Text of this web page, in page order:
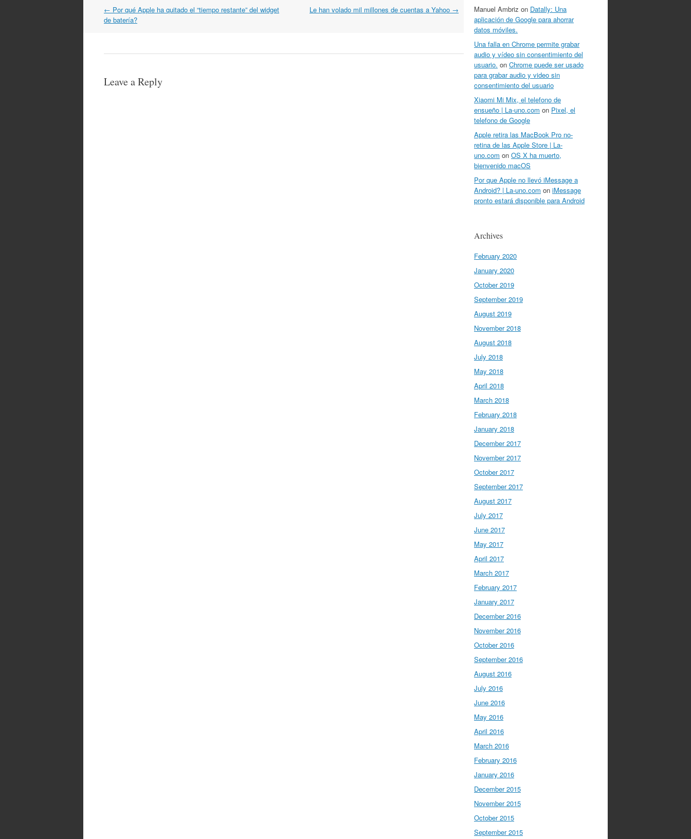
Post
navigation
← Por qué Apple ha quitado el “tiempo restante” del widget
de batería?
Le han volado mil millones de cuentas a Yahoo →
Leave a Reply
Manuel Ambriz on Datally: Una
aplicación de Google para ahorrar
datos móviles.
Una falla en Chrome permite grabar
audio y vídeo sin consentimiento del
usuario. on Chrome puede ser usado
para grabar audio y video sin
consentimiento del usuario
Xiaomi Mi Mix, el telefono de
ensueño | La-uno.com on Pixel, el
telefono de Google
Apple retira las MacBook Pro no-
retina de las Apple Store | La-
uno.com on OS X ha muerto,
bienvenido macOS
Por que Apple no llevó iMessage a
Android? | La-uno.com on iMessage
pronto estará disponible para Android
Archives
February 2020
January 2020
October 2019
September 2019
August 2019
November 2018
August 2018
July 2018
May 2018
April 2018
March 2018
February 2018
January 2018
December 2017
November 2017
October 2017
September 2017
August 2017
July 2017
June 2017
May 2017
April 2017
March 2017
February 2017
January 2017
December 2016
November 2016
October 2016
September 2016
August 2016
July 2016
June 2016
May 2016
April 2016
March 2016
February 2016
January 2016
December 2015
November 2015
October 2015
September 2015